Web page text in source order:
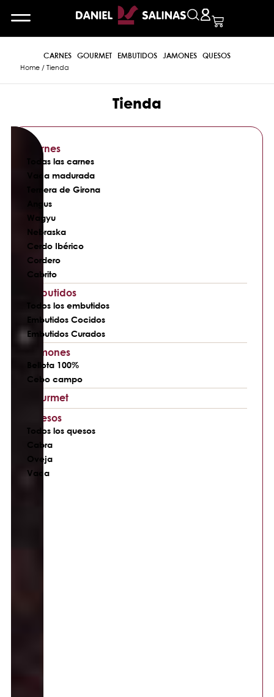
CARNES GOURMET EMBUTIDOS JAMONES QUESOS
Home/ Tienda
Tienda
Carnes
Todas las carnes
Vaca madurada
Ternera de Girona
Angus
Wagyu
Nebraska
Cerdo Ibérico
Cordero
Cabrito
Embutidos
Todos los embutidos
Embutidos Cocidos
Embutidos Curados
Jamones
Bellota 100%
Cebo campo
Gourmet
Quesos
Todos los quesos
Cabra
Oveja
Vaca